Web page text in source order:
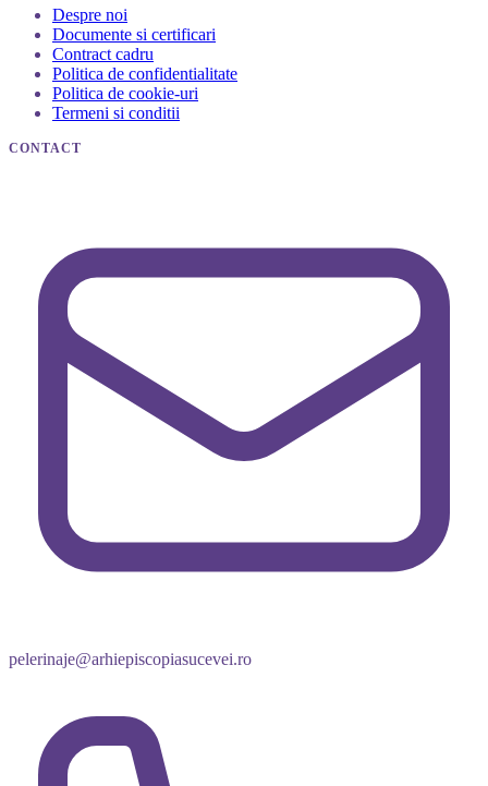
Despre noi
Documente si certificari
Contract cadru
Politica de confidentialitate
Politica de cookie-uri
Termeni si conditii
CONTACT
pelerinaje@arhiepiscopiasucevei.ro